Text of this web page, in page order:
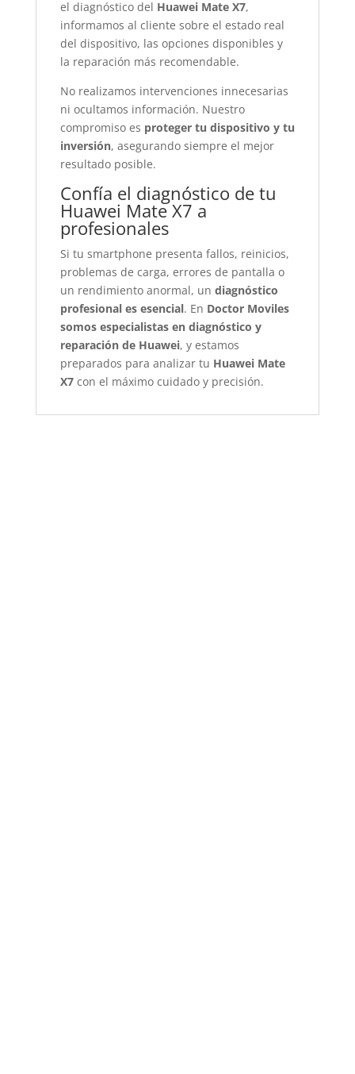
el diagnóstico del Huawei Mate X7,
informamos al cliente sobre el estado real
del dispositivo, las opciones disponibles y
la reparación más recomendable.
No realizamos intervenciones innecesarias
ni ocultamos información. Nuestro
compromiso es proteger tu dispositivo y tu
inversión, asegurando siempre el mejor
resultado posible.
Confía el diagnóstico de tu
Huawei Mate X7 a
profesionales
Si tu smartphone presenta fallos, reinicios,
problemas de carga, errores de pantalla o
un rendimiento anormal, un diagnóstico
profesional es esencial. En Doctor Moviles
somos especialistas en diagnóstico y
reparación de Huawei, y estamos
preparados para analizar tu Huawei Mate
X7con el máximo cuidado y precisión.